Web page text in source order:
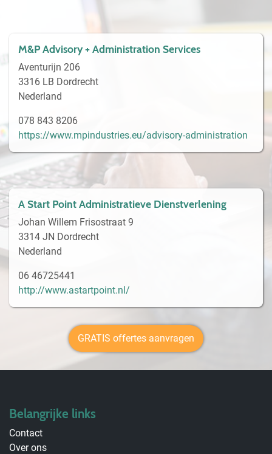
M&P Advisory + Administration Services
Aventurijn 206
3316 LB Dordrecht
Nederland
078 843 8206
https://www.mpindustries.eu/advisory-administration
A Start Point Administratieve Dienstverlening
Johan Willem Frisostraat 9
3314 JN Dordrecht
Nederland
06 46725441
http://www.astartpoint.nl/
GRATIS offertes aanvragen
Belangrijke links
Contact
Over ons